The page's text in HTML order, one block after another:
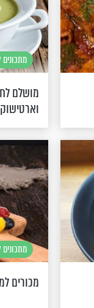
מושלם
מכורים